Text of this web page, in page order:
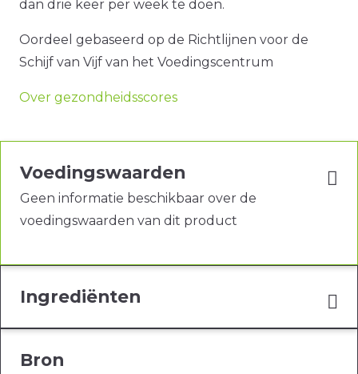
dan drie keer per week te doen.
Oordeel gebaseerd op de Richtlijnen voor de
Schijf van Vijf van het Voedingscentrum
Over gezondheidsscores
Voedingswaarden
Geen informatie beschikbaar over de
voedingswaarden van dit product
Ingrediënten
Bron